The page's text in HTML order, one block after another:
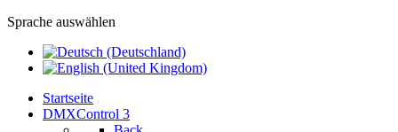
Sprache auswählen
Startseite
DMXControl 3